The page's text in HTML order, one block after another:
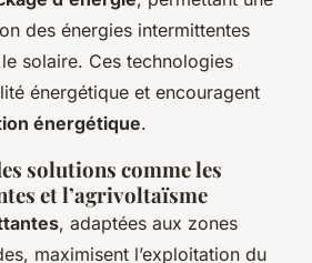
des énergies intermittentes
solaire. Ces technologies
énergétique et encouragent
énergétique.
solutions comme les
et l’agrivoltaïsme
, adaptées aux zones
maximisent l’exploitation du